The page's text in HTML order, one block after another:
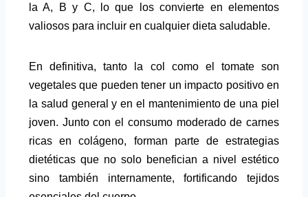
la A, B y C, lo que los convierte en elementos
valiosos para incluir en cualquier dieta saludable.
En definitiva, tanto la col como el tomate son
vegetales que pueden tener un impacto positivo en
la salud general y en el mantenimiento de una piel
joven. Junto con el consumo moderado de carnes
ricas en colágeno, forman parte de estrategias
dietéticas que no solo benefician a nivel estético
sino también internamente, fortificando tejidos